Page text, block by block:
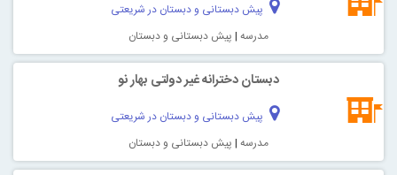
پیش دبستانی و دبستان در شریعتی
مدرسه | پیش دبستانی و دبستان
دبستان دخترانه غیر دولتی بهار نو
پیش دبستانی و دبستان در شریعتی
مدرسه | پیش دبستانی و دبستان